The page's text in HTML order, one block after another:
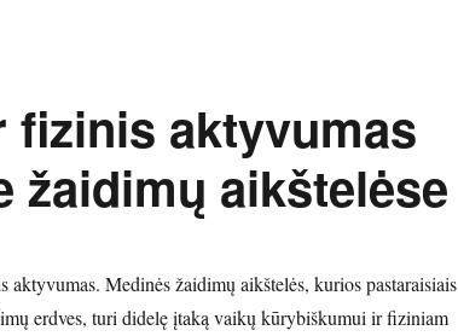
aktyvumas
žaidimų aikštelėse
Medinės žaidimų aikštelės, kurios pastaraisiais
erdves, turi didelę įtaką vaikų kūrybiškumui ir fiziniam